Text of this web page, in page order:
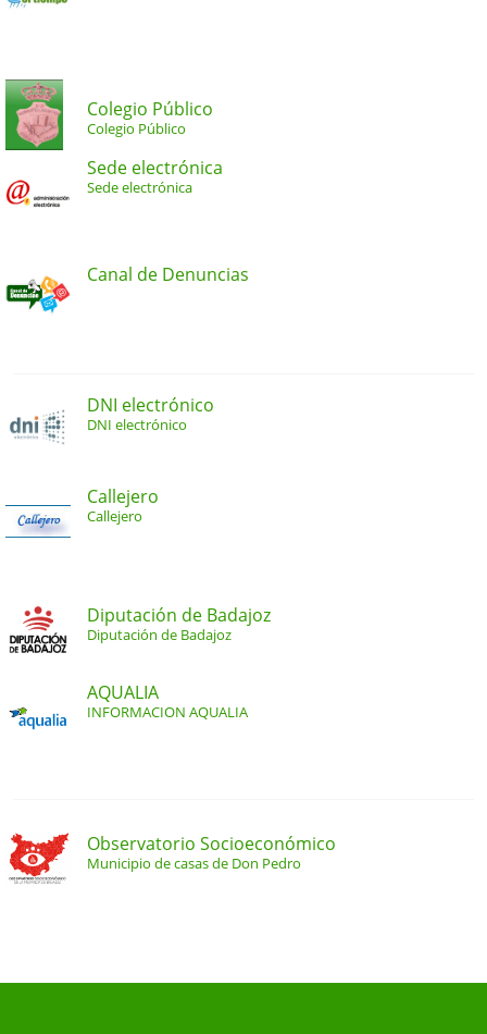
Colegio Público
Colegio Público
Sede electrónica
Sede electrónica
Canal de Denuncias
DNI electrónico
DNI electrónico
Callejero
Callejero
Diputación de Badajoz
Diputación de Badajoz
AQUALIA
INFORMACION AQUALIA
Observatorio Socioeconómico
Municipio de casas de Don Pedro